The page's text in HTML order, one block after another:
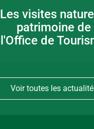
Les visites
patrimoine de
l'Office de
Voir toutes les